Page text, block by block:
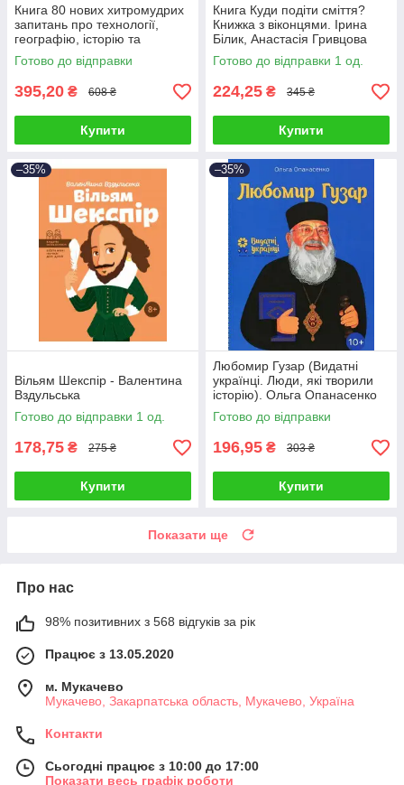
Книга 80 нових хитромудрих
запитань про технології,
географію, історію та
суспільство. Павло Ганачков
Готово до відправки
395,20 ₴ 608 ₴
Купити
Книга Куди подіти сміття?
Книжка з віконцями. Ірина
Білик, Анастасія Гривцова
Готово до відправки 1 од.
224,25 ₴ 345 ₴
Купити
–35%
Вільям Шекспір - Валентина
Вздульська
Готово до відправки 1 од.
178,75 ₴ 275 ₴
Купити
–35%
Любомир Гузар (Видатні
українці. Люди, які творили
історію). Ольга Опанасенко
Готово до відправки
196,95 ₴ 303 ₴
Купити
Показати ще
Про нас
98% позитивних з 568 відгуків за рік
Працює з 13.05.2020
м. Мукачево
Мукачево, Закарпатська область, Мукачево, Україна
Контакти
Сьогодні працює з 10:00 до 17:00
Показати весь графік роботи